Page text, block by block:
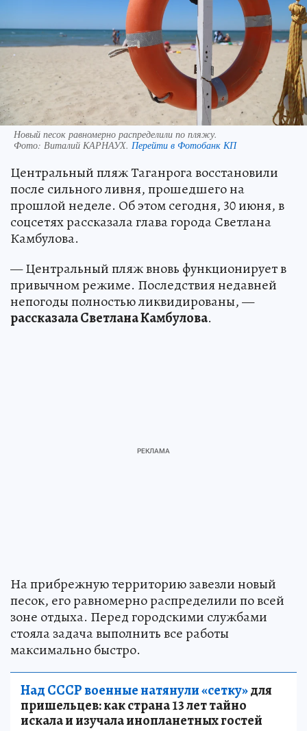
Новый песок равномерно распределили по пляжу.
Фото: Виталий КАРНАУХ. Перейти в Фотобанк КП
Центральный пляж Таганрога восстановили
после сильного ливня, прошедшего на
прошлой неделе. Об этом сегодня, 30 июня, в
соцсетях рассказала глава города Светлана
Камбулова.
— Центральный пляж вновь функционирует в
привычном режиме. Последствия недавней
непогоды полностью ликвидированы, —
рассказала Светлана Камбулова.
На прибрежную территорию завезли новый
песок, его равномерно распределили по всей
зоне отдыха. Перед городскими службами
стояла задача выполнить все работы
максимально быстро.
Над СССР военные натянули «сетку»для
пришельцев: как страна 13 лет тайно
искала и изучала инопланетных гостей